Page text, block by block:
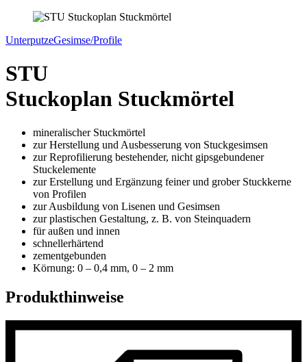
UnterputzeGesimse/Profile
STU
Stuckoplan Stuckmörtel
mineralischer Stuckmörtel
zur Herstellung und Ausbesserung von Stuckgesimsen
zur Reprofilierung bestehender, nicht gipsgebundener
Stuckelemente
zur Erstellung und Ergänzung feiner und grober Stuckkerne
von Profilen
zur Ausbildung von Lisenen und Gesimsen
zur plastischen Gestaltung, z. B. von Steinquadern
für außen und innen
schnellerhärtend
zementgebunden
Körnung: 0 – 0,4 mm, 0 – 2 mm
Produkthinweise